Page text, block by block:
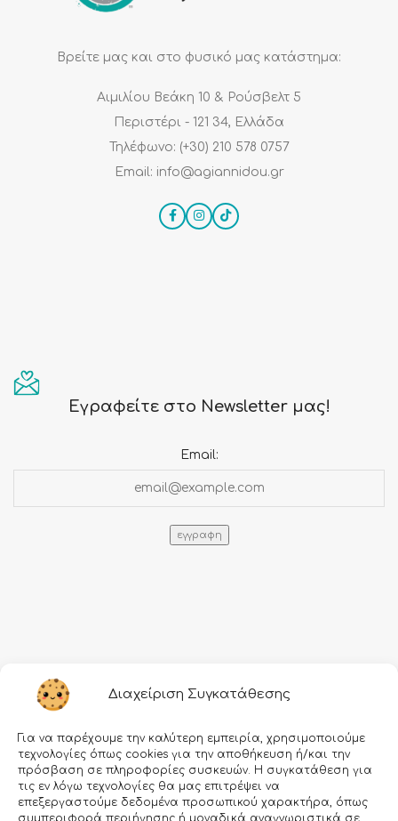
Διαχείριση Συγκατάθεσης
Για να παρέχουμε την καλύτερη εμπειρία, χρησιμοποιούμε
τεχνολογίες όπως cookies για την αποθήκευση ή/και την
πρόσβαση σε πληροφορίες συσκευών. Η συγκατάθεση για
τις εν λόγω τεχνολογίες θα μας επιτρέψει να
επεξεργαστούμε δεδομένα προσωπικού χαρακτήρα, όπως
συμπεριφορά περιήγησης ή μοναδικά αναγνωριστικά σε
Βρείτε μας και στο φυσικό μας κατάστημα:
Αιμιλίου Βεάκη 10 & Ρούσβελτ 5
Περιστέρι - 121 34, Ελλάδα
Τηλέφωνο: (+30) 210 578 0757
Email: info@agiannidou.gr
Εγραφείτε στο Newsletter μας!
Email:
Τρόποι πληρωμής
Όροι χρήσης
Προσωπικά δεδομένα